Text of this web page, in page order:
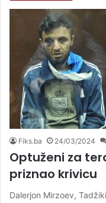
Fiks.ba 24/03/2024
Optuženi za
priznao krivicu
Dalerjon Mirzoev,